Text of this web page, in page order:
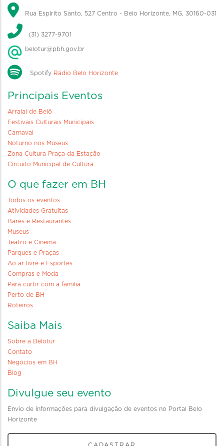
Rua Espírito Santo, 527 Centro - Belo Horizonte, MG, 30160-031
(31) 3277-9701
belotur@pbh.gov.br
Spotify Rádio Belo Horizonte
Principais Eventos
Arraial de Belô
Festivais Culturais Municipais
Carnaval
Noturno nos Museus
Zona Cultura Praça da Estação
Circuito Municipal de Cultura
O que fazer em BH
Todos os eventos
Atividades Gratuitas
Bares e Restaurantes
Museus
Teatro e Cinema
Parques e Praças
Ao ar livre e Esportes
Compras e Moda
Para curtir com a familia
Perto de BH
Roteiros
Saiba Mais
Sobre a Belotur
Contato
Negócios em BH
Blog
Divulgue seu evento
Envio de informações para divulgação de eventos no Portal Belo
Horizonte